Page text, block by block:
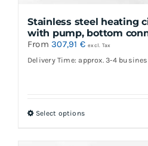
product
page
Stainless steel heating
with pump, bottom
From 307,91 € excl. Tax
Delivery Time: approx. 3-4
Select optionsThis